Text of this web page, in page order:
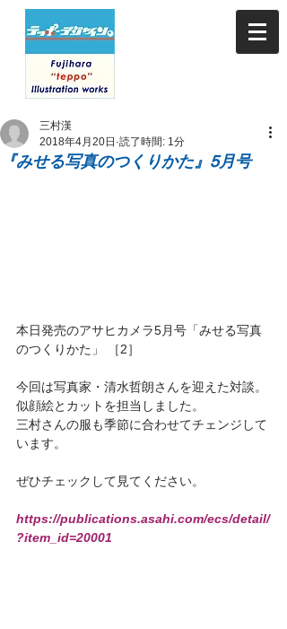
『みせる写真のつくりかた』5月号
三村漢
2018年4月20日 読了時間: 1分
本日発売のアサヒカメラ5月号「みせる写真
のつくりかた」 ［2］
今回は写真家・清水哲朗さんを迎えた対談。
似顔絵とカットを担当しました。
三村さんの服も季節に合わせてチェンジして
います。
ぜひチェックして見てください。
https://publications.asahi.com/ecs/detail/
?item_id=20001